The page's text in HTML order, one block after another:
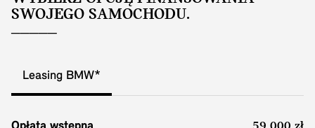
SWOJEGO SAMOCHODU.
Leasing BMW*